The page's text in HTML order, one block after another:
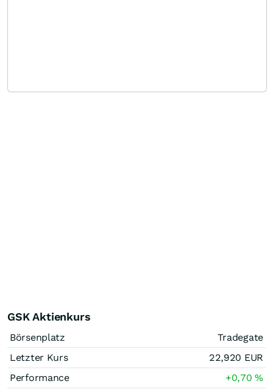
GSK Aktienkurs
Börsenplatz
Tradegate
Letzter Kurs
22,920 EUR
Performance
+0,70%